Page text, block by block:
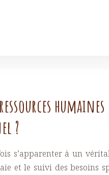
?
s’apparenter à un
et le suivi des besoins